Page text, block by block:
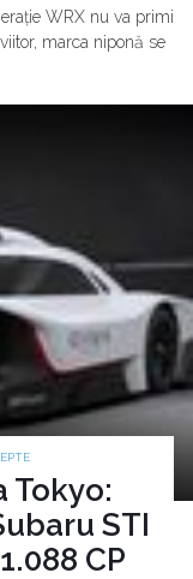
WRX nu va primi
marca niponă se
Tokyo:
STI
CP